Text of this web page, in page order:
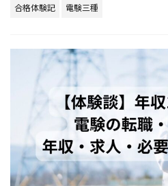
合格体験記 電験三種